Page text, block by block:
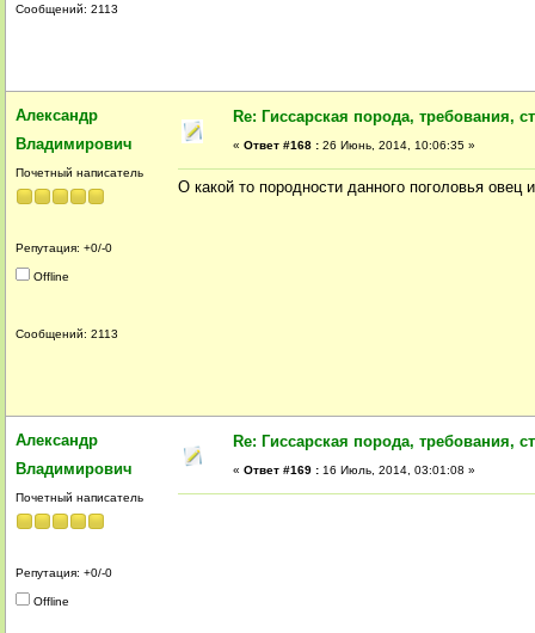
Сообщений: 2113
Александр
Владимирович
Почетный написатель
Репутация: +0/-0
Offline
Сообщений: 2113
Re: Гиссарская порода, требования,
« Ответ #168 : 26 Июнь, 2014, 10:06:35 »
О какой то породности данного поголовья
Александр
Владимирович
Почетный написатель
Репутация: +0/-0
Offline
Re: Гиссарская порода, требования,
« Ответ #169 : 16 Июль, 2014, 03:01:08 »